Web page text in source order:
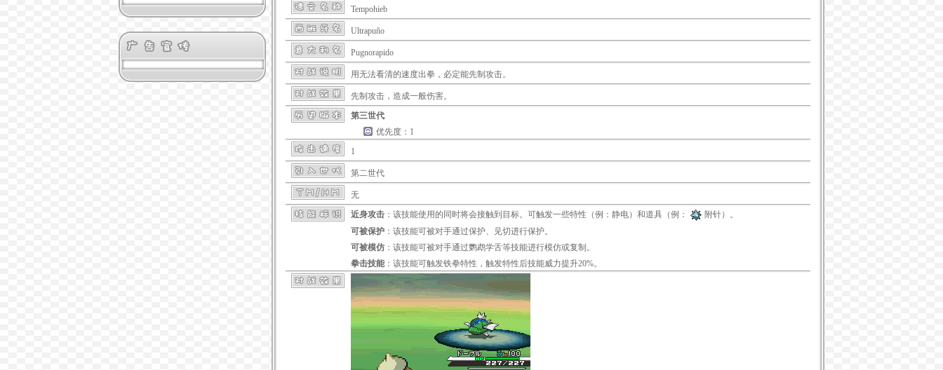
Tempohieb
Ultrapuño
Pugnorapido
用无法看清的速度出拳，必定能先制攻击。
先制攻击，造成一般伤害。
第三世代
优先度：1
1
第二世代
无
近身攻击 ：该技能使用的同时将会接触到目标。可触发一些特性（例： 静电）和道具（例： 附针）。
可被保护 ：该技能可被对手通过保护、 见切进行保护。
可被模仿 ：该技能可被对手通过鹦鹉学舌等技能进行模仿或复制。
拳击技能 ：该技能可触发铁拳特性，触发特性后技能威力提升20%。